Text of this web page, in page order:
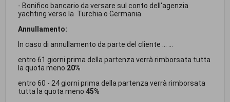
- Bonifico bancario da versare sul conto dell'agenzia
yachting verso la Turchia o Germania
Annullamento:
In caso di annullamento da parte del cliente ... ...
entro 61 giorni prima della partenza verrà rimborsata tutta
la quota meno 20%
entro 60 - 24 giorni prima della partenza verrà rimborsata
tutta la quota meno 45%